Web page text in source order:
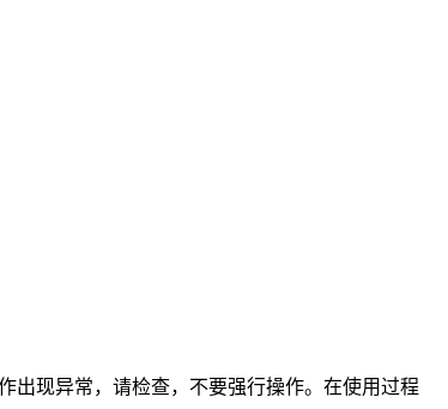
出现异常，请检查，不要强行操作。在使用过程